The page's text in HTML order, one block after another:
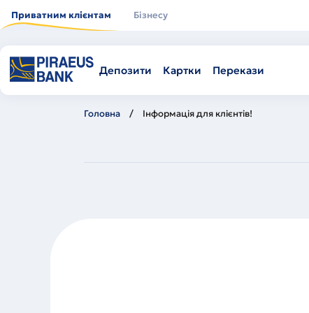
основного
Приватним клієнтам Бізнесу
Депозити Картки Перекази
Головна Інформація для клієнтів!